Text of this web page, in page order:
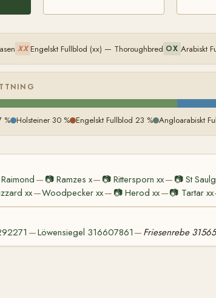
XX Engelskt Fullblod (xx) — Thoroughbred OX Arabiskt
% Holsteiner 30 % Engelskt Fullblod 23 % Angloarabiskt
Raimond — 📷 Ramzes x— 📷 Rittersporn xx— 📷St
xx—Woodpecker xx— 📷Herod xx—📷 Tartar xx
—Löwensiegel 316607861 — Friesenrebe